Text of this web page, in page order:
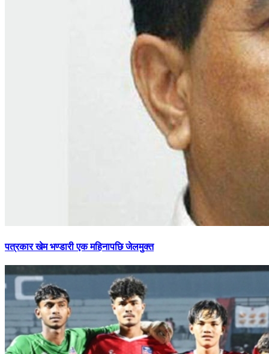
पत्रकारखेम भण्डारी एक महिनापछि जेलमुक्त